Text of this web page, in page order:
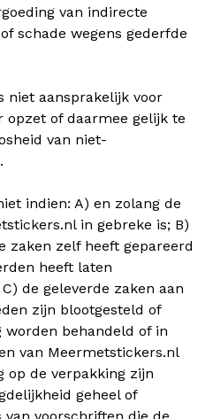
van indirecte
schade wegens gederfde
niet aansprakelijk voor
opzet of daarmee gelijk te
van niet-
indien: A) en zolang de
in gebreke is; B)
zaken zelf heeft gepareerd
heeft laten
de geleverde zaken aan
zijn blootgesteld of
behandeld of in
van Meermetstickers.nl
op de verpakking zijn
geheel of